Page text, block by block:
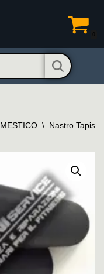
\ Nastro Tapis